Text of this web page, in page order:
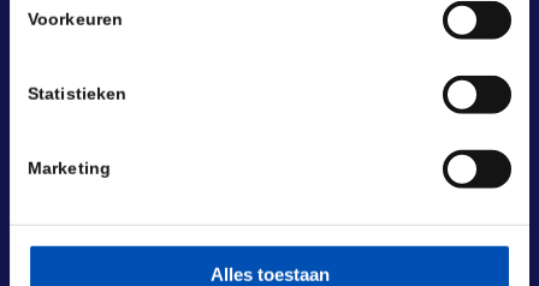
Voorkeuren
Statistieken
Marketing
Alles toestaan